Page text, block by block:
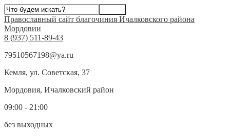
Православный сайт благочиния Ичалковского района
Мордовии
8 (937) 511-89-43
79510567198@ya.ru
Кемля, ул. Советская, 37
Мордовия, Ичалковский район
09:00 - 21:00
без выходных